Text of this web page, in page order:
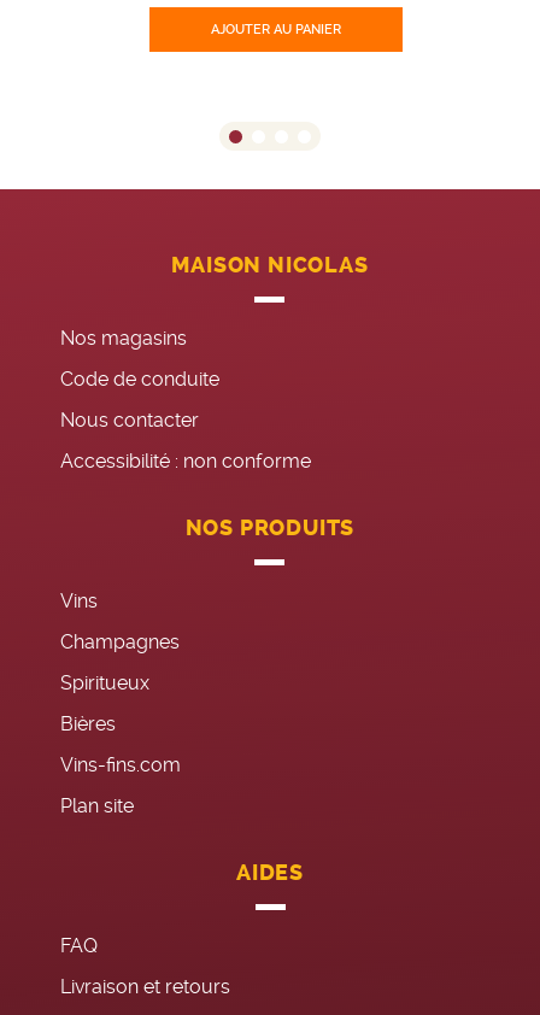
AJOUTER AU PANIER
MAISON NICOLAS
Nos magasins
Code de conduite
Nous contacter
Accessibilité : non conforme
NOS PRODUITS
Vins
Champagnes
Spiritueux
Bières
Vins-fins.com
Plan site
AIDES
FAQ
Livraison et retours